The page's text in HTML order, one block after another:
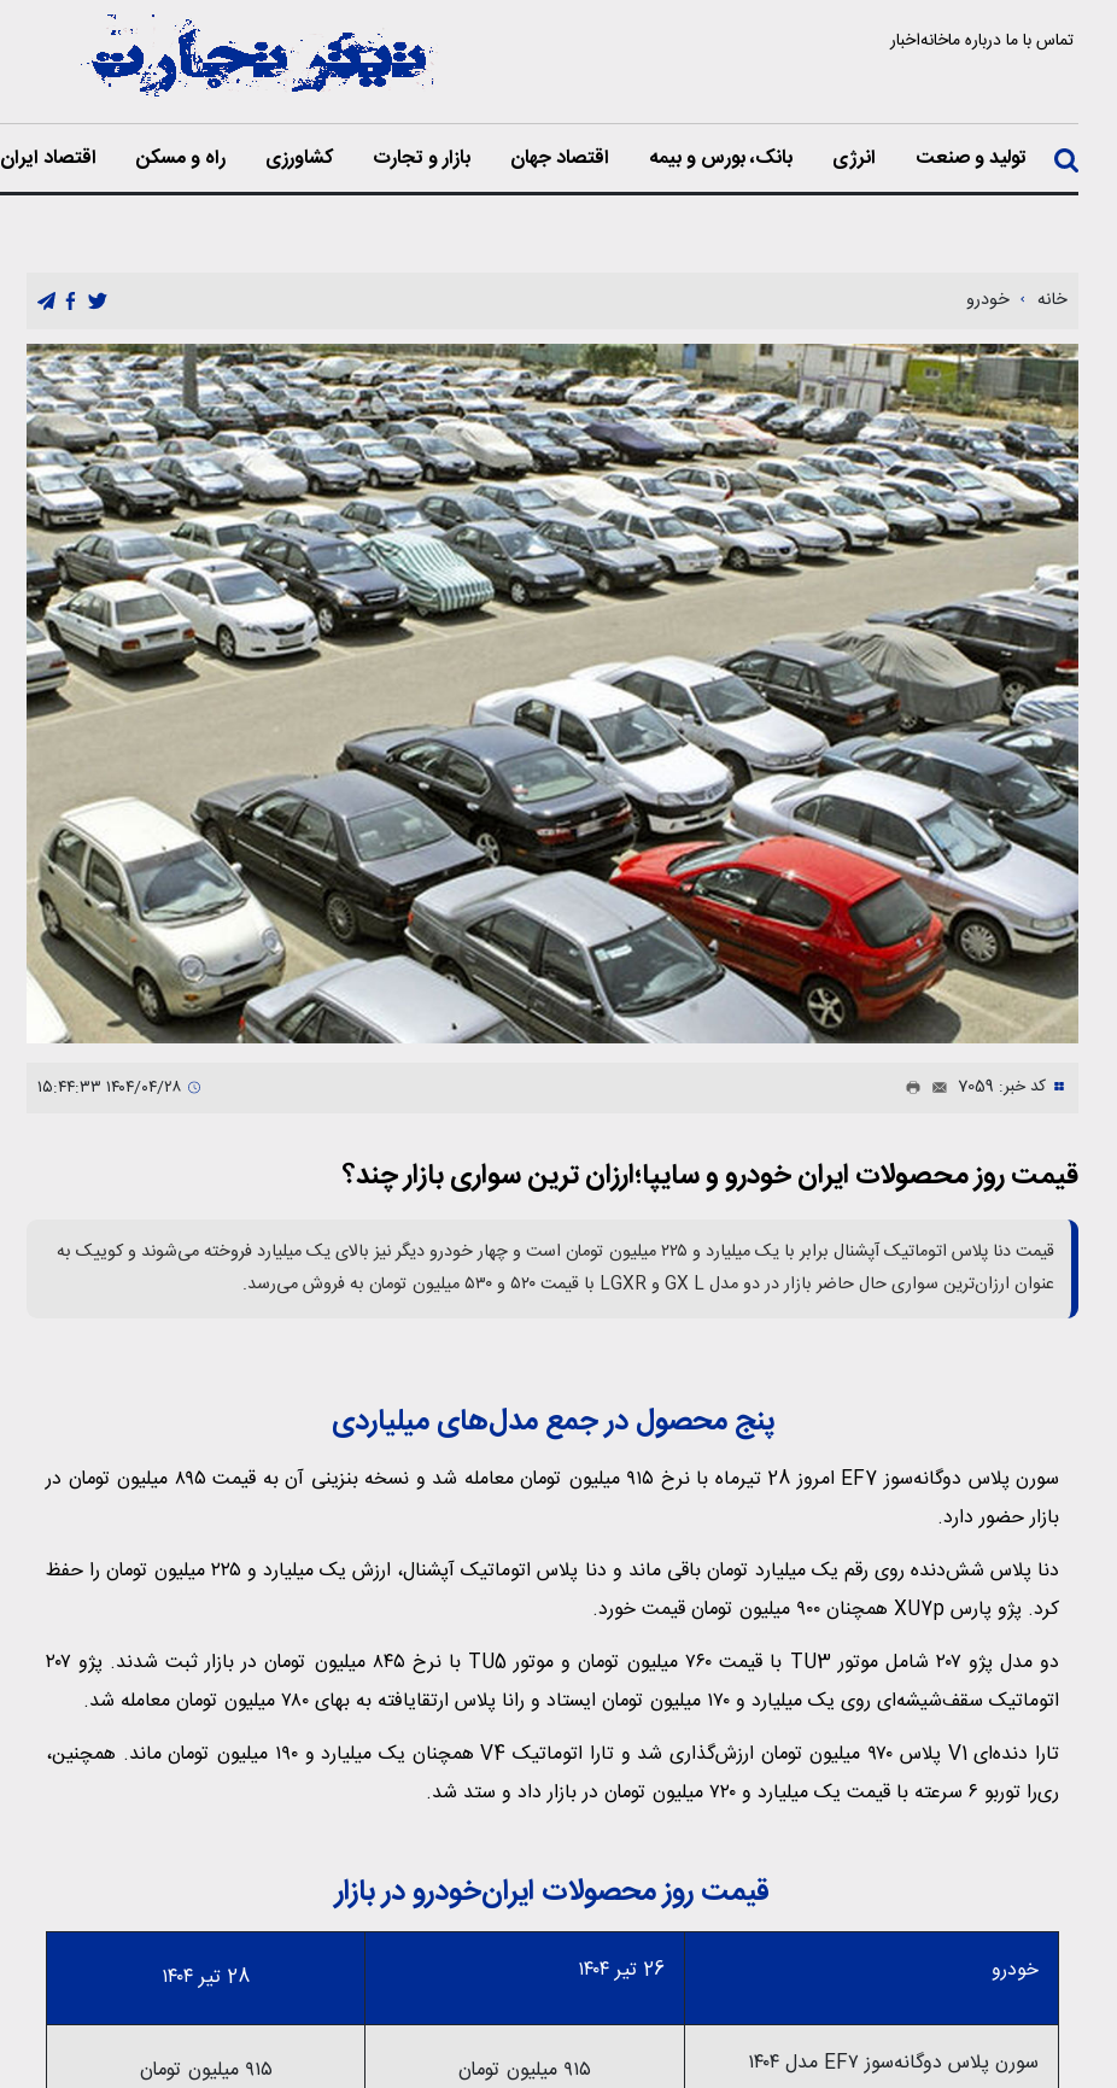
تماس با مادرباره ماخانهاخبار
تولید و صنعت انرژی بانک، بورس و بیمه اقتصاد جهان بازار و تجارت کشاورزی راه و مسکن اقتصاد ایران
خانه خودرو
کد خبر: 7059
قیمت روز محصولات ایران خودرو و سایپا؛ارزان ترین سواری بازار چند؟
قیمت دنا پلاس اتوماتیک آپشنال برابر با یک میلیارد و ۲۲۵ میلیون تومان است و چهار خودرو دیگر نیز بالای یک میلیارد فروخته می‌شوند و کوییک به
عنوان ارزان‌ترین سواری حال حاضر بازار در دو مدل GX L و LGXR با قیمت ۵۲۰ و ۵۳۰ میلیون تومان به فروش می‌رسد.
پنج محصول در جمع مدل‌های میلیاردی
سورن پلاس دوگانه‌سوز EF7 امروز 28 تیرماه با نرخ ۹۱۵ میلیون تومان معامله شد و نسخه بنزینی آن به قیمت ۸۹۵ میلیون تومان در
بازار حضور دارد.
دنا پلاس شش‌دنده روی رقم یک میلیارد تومان باقی ماند و دنا پلاس اتوماتیک آپشنال، ارزش یک میلیارد و ۲۲۵ میلیون تومان را حفظ
کرد. پژو پارس XU7p همچنان ۹۰۰ میلیون تومان قیمت خورد.
دو مدل پژو ۲۰۷ شامل موتور TU3 با قیمت ۷۶۰ میلیون تومان و موتور TU5 با نرخ ۸۴۵ میلیون تومان در بازار ثبت شدند. پژو ۲۰۷
اتوماتیک سقف‌شیشه‌ای روی یک میلیارد و ۱۷۰ میلیون تومان ایستاد و رانا پلاس ارتقایافته به بهای ۷۸۰ میلیون تومان معامله شد.
تارا دنده‌ای V1 پلاس ۹۷۰ میلیون تومان ارزش‌گذاری شد و تارا اتوماتیک V4 همچنان یک میلیارد و ۱۹۰ میلیون تومان ماند. همچنین،
ری‌را توربو ۶ سرعته با قیمت یک میلیارد و ۷۲۰ میلیون تومان در بازار داد و ستد شد.
قیمت روز محصولات ایران‌خودرو در بازار
خودرو 26 تیر ۱۴۰۴ 28 تیر ۱۴۰۴
سورن پلاس دوگانه‌سوز EF۷ مدل ۱۴۰۴ ۹۱۵ میلیون تومان ۹۱۵ میلیون تومان